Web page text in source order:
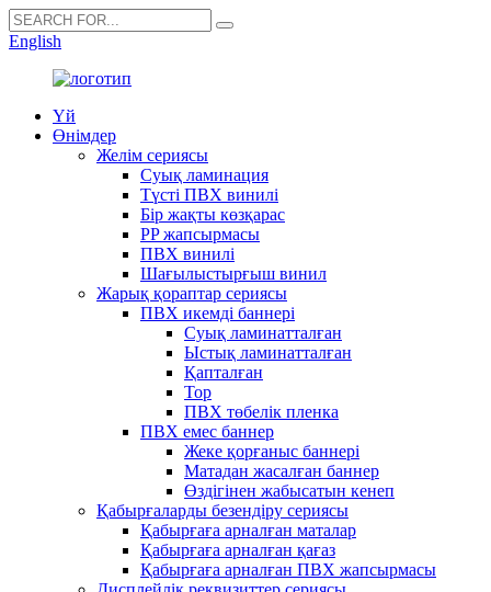
English
Үй
Өнімдер
Желім сериясы
Суық ламинация
Түсті ПВХ винилі
Бір жақты көзқарас
PP жапсырмасы
ПВХ винилі
Шағылыстырғыш винил
Жарық қораптар сериясы
ПВХ икемді баннері
Суық ламинатталған
Ыстық ламинатталған
Қапталған
Тор
ПВХ төбелік пленка
ПВХ емес баннер
Жеке қорғаныс баннері
Матадан жасалған баннер
Өздігінен жабысатын кенеп
Қабырғаларды безендіру сериясы
Қабырғаға арналған маталар
Қабырғаға арналған қағаз
Қабырғаға арналған ПВХ жапсырмасы